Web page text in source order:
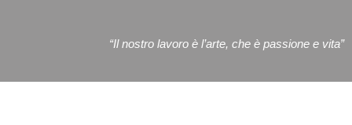
“Il nostro lavoro è l’arte, che è passione e vita”